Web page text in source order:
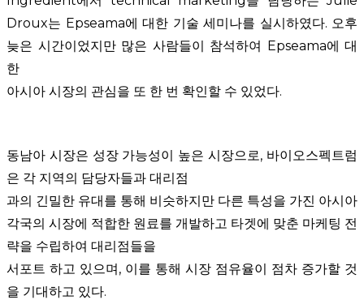
Droux는 Epseama에 대한 기술 세미나를 실시하였다. 오후
늦은 시간이었지만 많은 사람들이 참석하여 Epseama에 대
한
아시아 시장의 관심을 또 한 번 확인할 수 있었다.
동남아 시장은 성장 가능성이 높은 시장으로, 바이오스펙트럼
은 각 지역의 담당자들과 대리점
과의 긴밀한 유대를 통해 비슷하지만 다른 특성을 가진 아시아
각국의 시장에 적합한 원료를 개발하고 타겟에 맞춘 마케팅 전
략을 수립하여 대리점들을
서포트 하고 있으며, 이를 통해 시장 점유율이 점차 증가할 것
을 기대하고 있다.